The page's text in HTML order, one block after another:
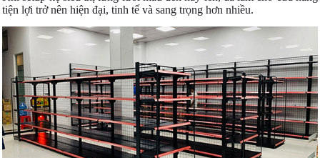
tiện lợi trở nên hiện đại, tinh tế và sang trọng hơn nhiều.